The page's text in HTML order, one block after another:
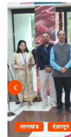
उत्तराखंड देहरादून